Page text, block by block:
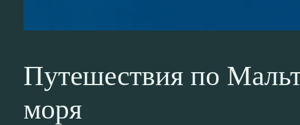
Путешествия по
моря